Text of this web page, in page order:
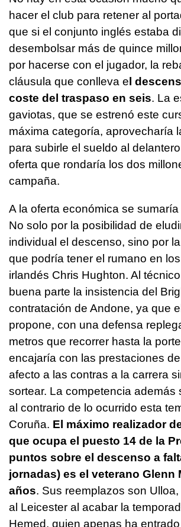
hacer el club para retener al
que si el conjunto inglés estaba
desembolsar más de quince
por hacerse con el jugador, la
cláusula que conlleva el
coste del traspaso en seis. La
gaviotas, que se estrenó este
máxima categoría, aprovecharía
para subirle el sueldo al
oferta que rondaría los dos
campaña.
A la oferta económica se
No solo por la posibilidad de
individual el descenso, sino por
que podría tener el rumano en
irlandés Chris Hughton. Al
buena parte la insistencia del
contratación de Andone, ya que
propone, con una defensa
metros que recorrer hasta la
encajaría con las prestaciones
afecto a las contras a la carrera
sortear. La competencia además
al contrario de lo ocurrido esta
Coruña. El máximo realizador
que ocupa el puesto 14 de la
puntos sobre el descenso a
jornadas) es el veterano Glenn
años. Sus reemplazos son
al Leicester al acabar la
Hemed, quien apenas ha